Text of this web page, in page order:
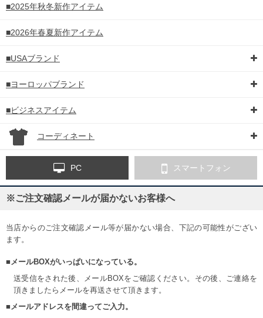
■2025年秋冬新作アイテム
■2026年春夏新作アイテム
■USAブランド
■ヨーロッパブランド
■ビジネスアイテム
コーディネート
PC スマートフォン
※ご注文確認メールが届かないお客様へ
当店からのご注文確認メール等が届かない場合、下記の可能性がござい
ます。
■メールBOXがいっぱいになっている。
送受信をされた後、メールBOXをご確認ください。その後、ご連絡を
頂きましたらメールを再送させて頂きます。
■メールアドレスを間違ってご入力。